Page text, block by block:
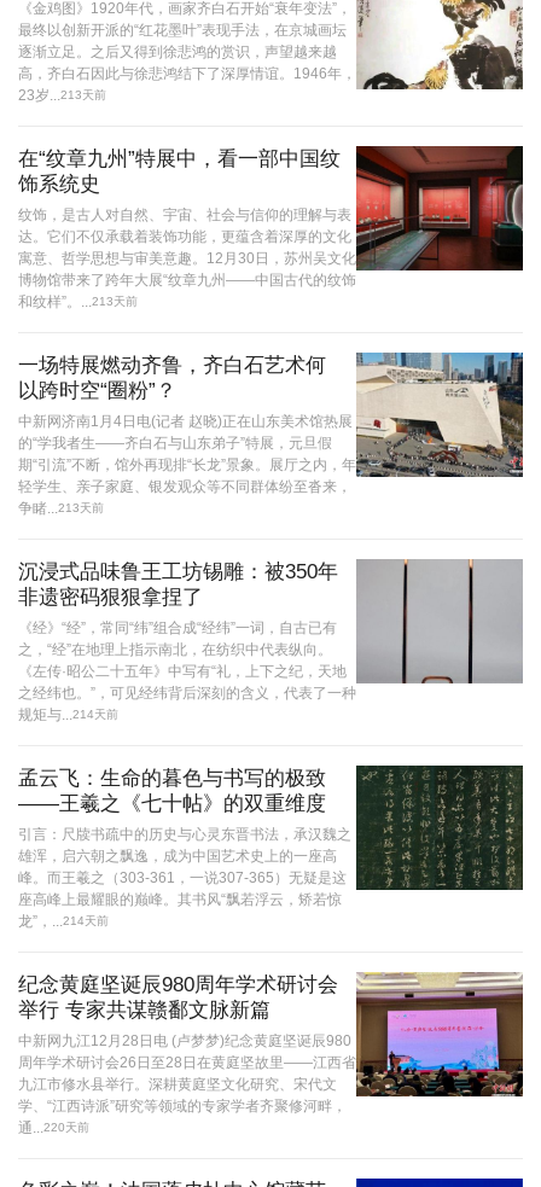
《金鸡图》1920年代，画家齐白石开始“衰年变法”，
最终以创新开派的“红花墨叶”表现手法，在京城画坛
逐渐立足。之后又得到徐悲鸿的赏识，声望越来越
高，齐白石因此与徐悲鸿结下了深厚情谊。1946年，
23岁...
213天前
在“纹章九州”特展中，看一部中国纹
饰系统史
纹饰，是古人对自然、宇宙、社会与信仰的理解与表
达。它们不仅承载着装饰功能，更蕴含着深厚的文化
寓意、哲学思想与审美意趣。12月30日，苏州吴文化
博物馆带来了跨年大展“纹章九州——中国古代的纹饰
和纹样”。...
213天前
一场特展燃动齐鲁，齐白石艺术何
以跨时空“圈粉”？
中新网济南1月4日电(记者 赵晓)正在山东美术馆热展
的“学我者生——齐白石与山东弟子”特展，元旦假
期“引流”不断，馆外再现排“长龙”景象。展厅之内，年
轻学生、亲子家庭、银发观众等不同群体纷至沓来，
争睹...
213天前
沉浸式品味鲁王工坊锡雕：被350年
非遗密码狠狠拿捏了
《经》“经”，常同“纬”组合成“经纬”一词，自古已有
之，“经”在地理上指示南北，在纺织中代表纵向。
《左传·昭公二十五年》中写有“礼，上下之纪，天地
之经纬也。”，可见经纬背后深刻的含义，代表了一种
规矩与...
214天前
孟云飞：生命的暮色与书写的极致
——王羲之《七十帖》的双重维度
引言：尺牍书疏中的历史与心灵东晋书法，承汉魏之
雄浑，启六朝之飘逸，成为中国艺术史上的一座高
峰。而王羲之（303-361，一说307-365）无疑是这
座高峰上最耀眼的巅峰。其书风“飘若浮云，矫若惊
龙”，...
214天前
纪念黄庭坚诞辰980周年学术研讨会
举行 专家共谋赣鄱文脉新篇
中新网九江12月28日电 (卢梦梦)纪念黄庭坚诞辰980
周年学术研讨会26日至28日在黄庭坚故里——江西省
九江市修水县举行。深耕黄庭坚文化研究、宋代文
学、“江西诗派”研究等领域的专家学者齐聚修河畔，
通...
220天前